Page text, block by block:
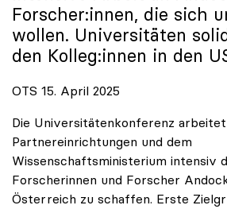
Forscher:innen, die sich
wollen. Universitäten
den Kolleg:innen in den
OTS 15. April 2025
Die Universitätenkonferenz
Partnereinrichtungen und dem
Wissenschaftsministerium intensiv
Forscherinnen und Forscher
Österreich zu schaffen. Erste